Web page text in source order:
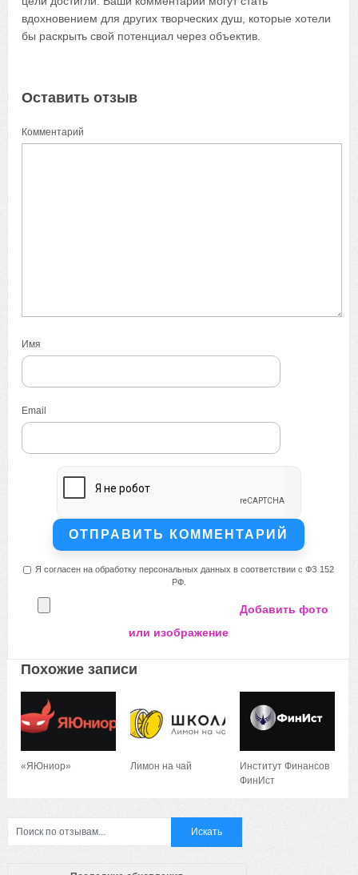
вдохновением для других творческих душ, которые хотели
бы раскрыть свой потенциал через объектив.
Оставить отзыв
Комментарий
Имя
Email
Я согласен на обработку персональных данных в соответствии с ФЗ 152
РФ.
Добавить фото
или изображение
Похожие записи
«ЯЮниор» Лимон на чай
Институт Финансов
ФинИст